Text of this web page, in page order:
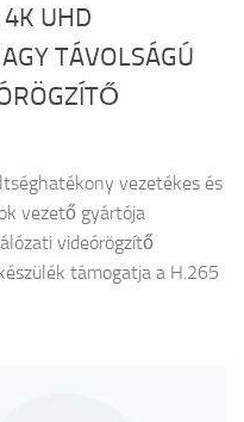
UHD
TÁVOLSÁGÚ
vezetékes és
vezető gyártója
videórögzítő
támogatja a H.265